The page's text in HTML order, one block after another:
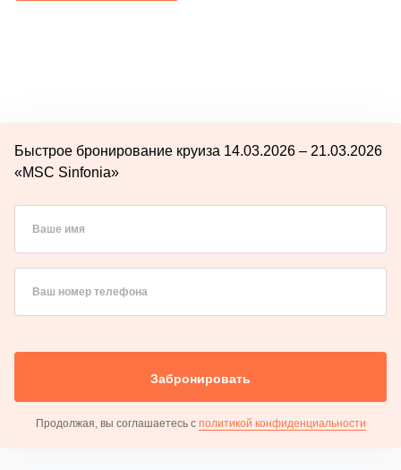
Быстрое бронирование круиза 14.03.2026 – 21.03.2026
«MSC Sinfonia»
Ваше имя
Ваш номер телефона
Забронировать
Продолжая, вы соглашаетесь с политикой конфиденциальности